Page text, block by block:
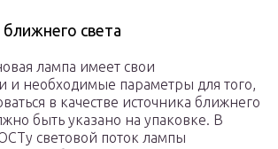
света
лампа имеет свои
и необходимые параметры для того,
в качестве источника ближнего
быть указано на упаковке. В
световой поток лампы